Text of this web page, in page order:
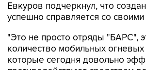
Евкуров подчеркнул, что
успешно справляется со
"Это не просто отряды "БАРС",
количество мобильных огневых
которые сегодня довольно